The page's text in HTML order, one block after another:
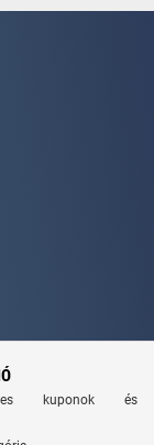
kuponok és